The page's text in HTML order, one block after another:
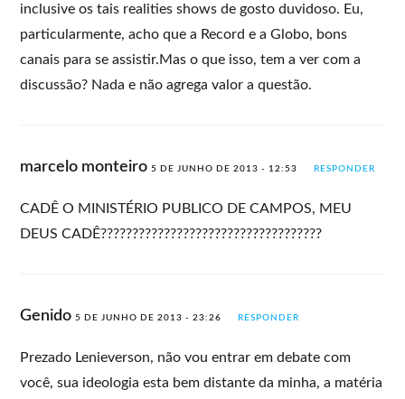
inclusive os tais realities shows de gosto duvidoso. Eu,
particularmente, acho que a Record e a Globo, bons
canais para se assistir.Mas o que isso, tem a ver com a
discussão? Nada e não agrega valor a questão.
marcelo monteiro 5 DE JUNHO DE 2013 - 12:53 RESPONDER
CADÊ O MINISTÉRIO PUBLICO DE CAMPOS, MEU
DEUS CADÊ???????????????????????????????????
Genido 5 DE JUNHO DE 2013 - 23:26 RESPONDER
Prezado Lenieverson, não vou entrar em debate com
você, sua ideologia esta bem distante da minha, a matéria